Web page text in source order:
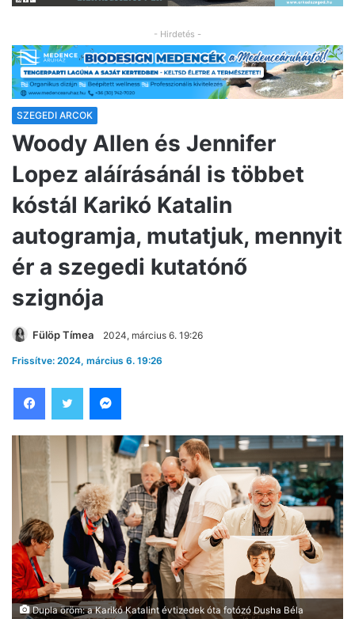
- Hirdetés -
SZEGEDI ARCOK
Woody Allen és Jennifer
Lopez aláírásánál is többet
kóstál Karikó Katalin
autogramja, mutatjuk, mennyit
ér a szegedi kutatónő
szignója
Fülöp Tímea 2024, március 6. 19:26
Frissítve: 2024, március 6. 19:26
Dupla öröm: a Karikó Katalint évtizedek óta fotózó Dusha Béla